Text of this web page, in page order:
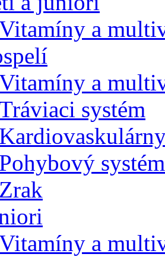
a
a
systém
Pohybový systém
Zrak
a